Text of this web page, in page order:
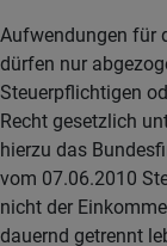
Aufwendungen für
dürfen nur
Steuerpflichtigen
Recht gesetzlich
hierzu das
vom 07.06.2010
nicht der
dauernd getrennt